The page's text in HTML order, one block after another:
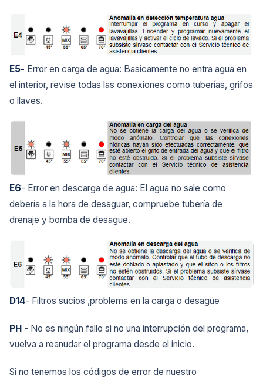
E5- Error en carga de agua: Basicamente no entra agua en
el interior, revise todas las conexiones como tuberías, grifos
o llaves.
E6- Error en descarga de agua: El agua no sale como
debería a la hora de desaguar, compruebe tubería de
drenaje y bomba de desague.
D14- Filtros sucios ,problema en la carga o desagüe
PH - No es ningún fallo si no una interrupción del programa,
vuelva a reanudar el programa desde el inicio.
Si no tenemos los códigos de error de nuestro